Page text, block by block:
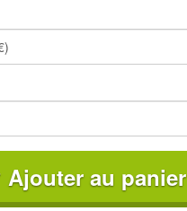
Ajouter au panier